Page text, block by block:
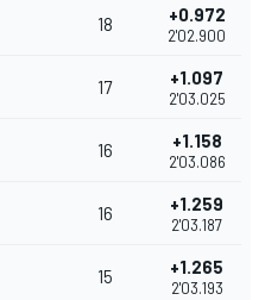
18 +0.972
2'02.900
17 +1.097
2'03.025
16 +1.158
2'03.086
16 +1.259
2'03.187
15 +1.265
2'03.193